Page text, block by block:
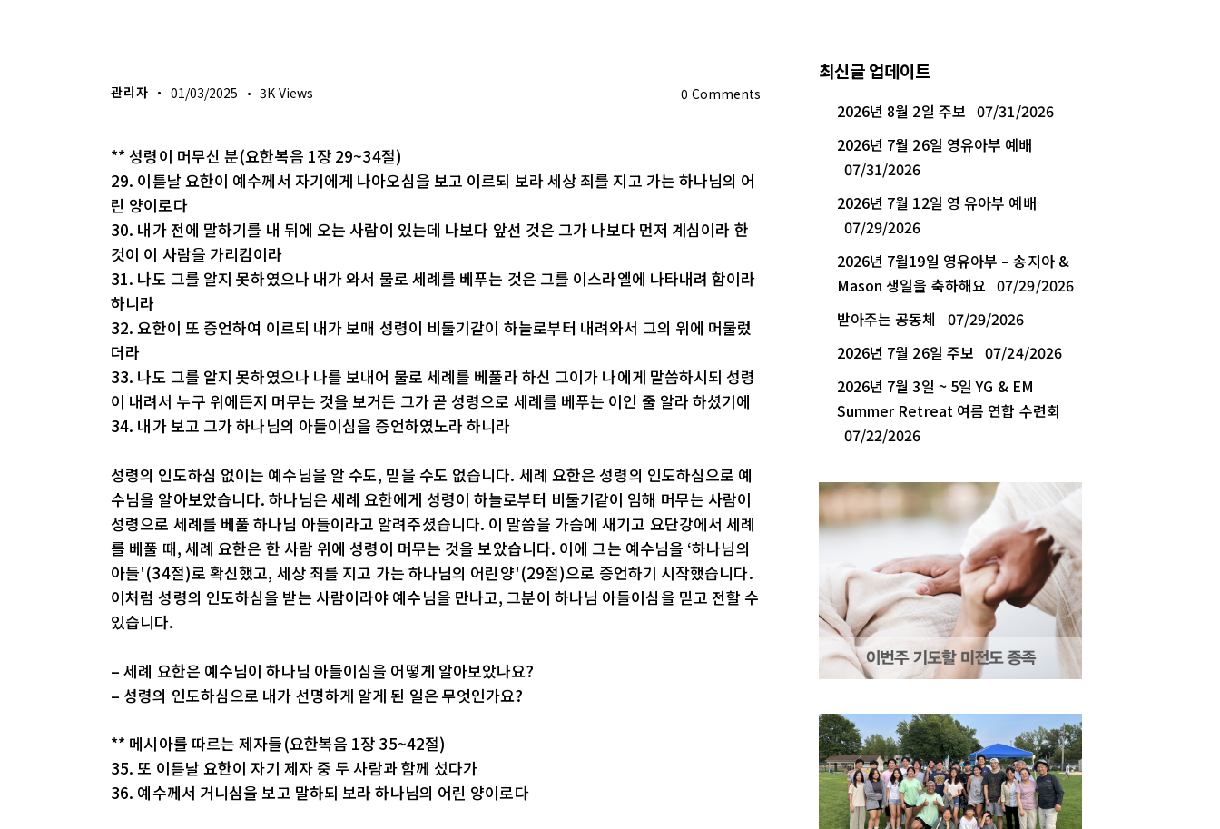
관리자 01/03/2025 3K Views 0 Comments
** 성령이 머무신 분(요한복음 1장 29~34절)
29. 이튿날 요한이 예수께서 자기에게 나아오심을 보고 이르되 보라 세상 죄를 지고 가는 하나님의 어
린 양이로다
30. 내가 전에 말하기를 내 뒤에 오는 사람이 있는데 나보다 앞선 것은 그가 나보다 먼저 계심이라 한
것이 이 사람을 가리킴이라
31. 나도 그를 알지 못하였으나 내가 와서 물로 세례를 베푸는 것은 그를 이스라엘에 나타내려 함이라
하니라
32. 요한이 또 증언하여 이르되 내가 보매 성령이 비둘기같이 하늘로부터 내려와서 그의 위에 머물렀
더라
33. 나도 그를 알지 못하였으나 나를 보내어 물로 세례를 베풀라 하신 그이가 나에게 말씀하시되 성령
이 내려서 누구 위에든지 머무는 것을 보거든 그가 곧 성령으로 세례를 베푸는 이인 줄 알라 하셨기에
34. 내가 보고 그가 하나님의 아들이심을 증언하였노라 하니라
성령의 인도하심 없이는 예수님을 알 수도, 믿을 수도 없습니다. 세례 요한은 성령의 인도하심으로 예
수님을 알아보았습니다. 하나님은 세례 요한에게 성령이 하늘로부터 비둘기같이 임해 머무는 사람이
성령으로 세례를 베풀 하나님 아들이라고 알려주셨습니다. 이 말씀을 가슴에 새기고 요단강에서 세례
를 베풀 때, 세례 요한은 한 사람 위에 성령이 머무는 것을 보았습니다. 이에 그는 예수님을 ‘하나님의
아들'(34절)로 확신했고, 세상 죄를 지고 가는 하나님의 어린양'(29절)으로 증언하기 시작했습니다.
이처럼 성령의 인도하심을 받는 사람이라야 예수님을 만나고, 그분이 하나님 아들이심을 믿고 전할 수
있습니다.
– 세례 요한은 예수님이 하나님 아들이심을 어떻게 알아보았나요?
– 성령의 인도하심으로 내가 선명하게 알게 된 일은 무엇인가요?
** 메시아를 따르는 제자들(요한복음 1장 35~42절)
35. 또 이튿날 요한이 자기 제자 중 두 사람과 함께 섰다가
36. 예수께서 거니심을 보고 말하되 보라 하나님의 어린 양이로다
최신글 업데이트
2026년 8월 2일 주보 07/31/2026
2026년 7월 26일 영유아부 예배
07/31/2026
2026년 7월 12일 영 유아부 예배
07/29/2026
2026년 7월19일 영유아부 – 송지아 &
Mason 생일을 축하해요 07/29/2026
받아주는 공동체
07/29/2026
2026년 7월 26일 주보 07/24/2026
2026년 7월 3일 ~ 5일 YG & EM
Summer Retreat 여름 연합 수련회
07/22/2026